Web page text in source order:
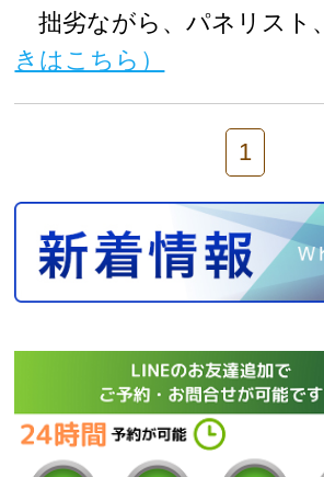
拙劣ながら、パネリスト、
きはこちら）
1